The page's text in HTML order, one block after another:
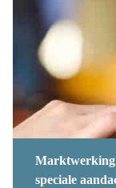
Marktwerking
speciale